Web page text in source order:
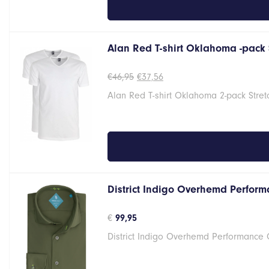
Alan Red T-shirt Oklahoma -pack
€46,95 Oorspronkelijke
was:
€37,56Huidige
is:
Alan Red T-shirt Oklahoma 2-pack
District Indigo Overhemd
€ 99,95
District Indigo Overhemd Performance